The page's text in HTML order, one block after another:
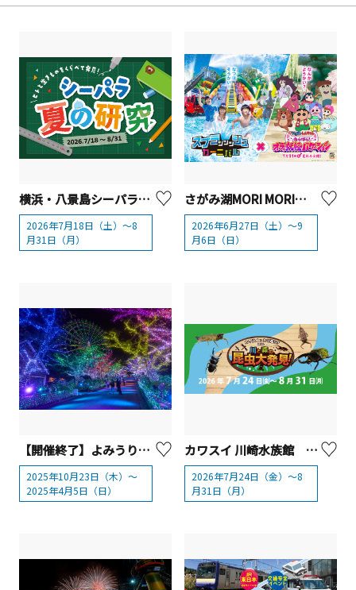
横浜・八景島シーパラダイス「シーパラ夏の研究」
2026年7月18日（土）～8
月31日（月）
さがみ湖MORI MORI「スプラッッッシュカーニバル」2026
2026年6月27日（土）～9
月6日（日）
【開催終了】よみうりランド ジュエルミネーション® 2025
2025年10月23日（木）～
2025年4月5日（日）
カワスイ 川崎水族館 夏休み限定イベント「カワスイで カワ遊び！川と森の昆虫大発見！」
2026年7月24日（金）～8
月31日（月）